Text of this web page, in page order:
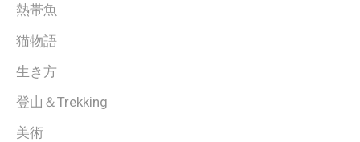
熱帯魚
猫物語
生き方
登山＆Trekking
美術